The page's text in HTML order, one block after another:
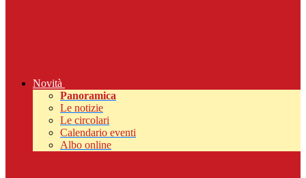
Novità
Panoramica
Le notizie
Le circolari
Calendario eventi
Albo online